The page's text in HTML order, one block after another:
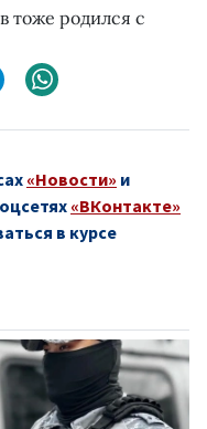
тоже родился с
«Новости» и
«ВКонтакте»
в курсе